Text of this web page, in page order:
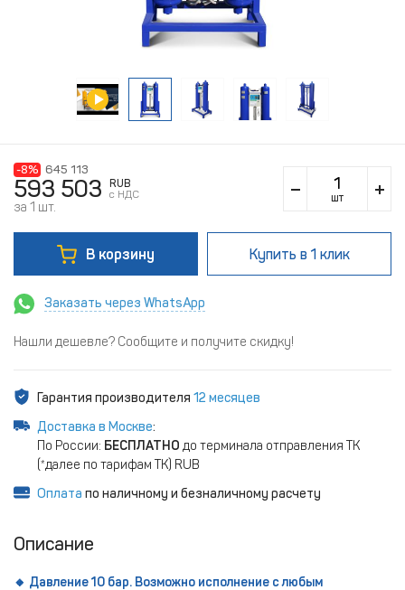
-8% 645 113
593 503
RUB
c НДС
за 1 шт.
шт
В корзину Купить в 1 клик
Заказать через WhatsApp
Нашли дешевле? Сообщите и получите скидку!
Гарантия производителя 12 месяцев
Доставка в Москве:
По России: БЕСПЛАТНО до терминала отправления ТК
(*далее по тарифам ТК) RUB
Оплата по наличному и безналичному расчету
Описание
🔸 Давление 10 бар. Возможно исполнение с любым